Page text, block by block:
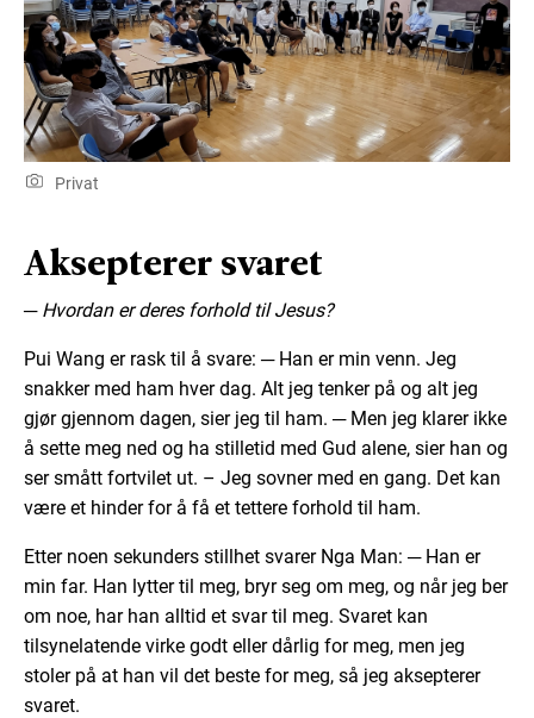
Privat
Aksepterer svaret
─ Hvordan er deres forhold til Jesus?
Pui Wang er rask til å svare: ─ Han er min venn. Jeg
snakker med ham hver dag. Alt jeg tenker på og alt jeg
gjør gjennom dagen, sier jeg til ham. ─ Men jeg klarer ikke
å sette meg ned og ha stilletid med Gud alene, sier han og
ser smått fortvilet ut. – Jeg sovner med en gang. Det kan
være et hinder for å få et tettere forhold til ham.
Etter noen sekunders stillhet svarer Nga Man: ─ Han er
min far. Han lytter til meg, bryr seg om meg, og når jeg ber
om noe, har han alltid et svar til meg. Svaret kan
tilsynelatende virke godt eller dårlig for meg, men jeg
stoler på at han vil det beste for meg, så jeg aksepterer
svaret.